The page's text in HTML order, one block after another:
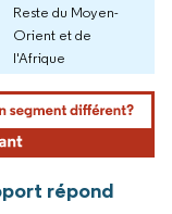
Reste du Moyen-
Orient et de
l'Afrique
répond